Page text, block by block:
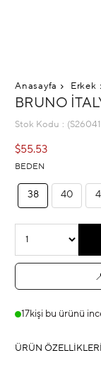
Anasayfa Erkek
BRUNO
Stok Kodu
$55.53
BEDEN
38 40
17kişi bu ürünü
ÜRÜN ÖZELLIKLERI